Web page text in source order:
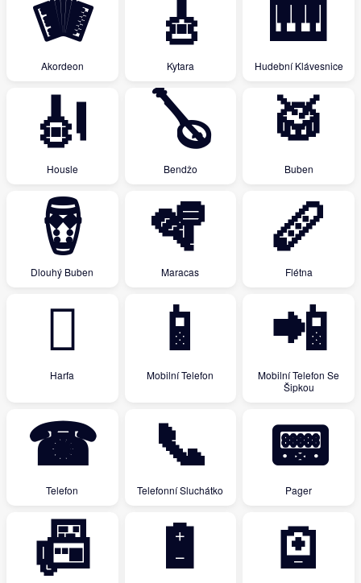
🪗
Akordeon
🎸
Kytara
🎹
Hudební Klávesnice
🎻
Housle
🪕
Bendžo
🥁
Buben
🪘
Dlouhý Buben
🪇
Maracas
🪈
Flétna
🪉
Harfa
📱
Mobilní Telefon
📲
Mobilní Telefon Se
Šipkou
☎
Telefon
📞
Telefonní Sluchátko
📟
Pager
📠 🔋 🪫